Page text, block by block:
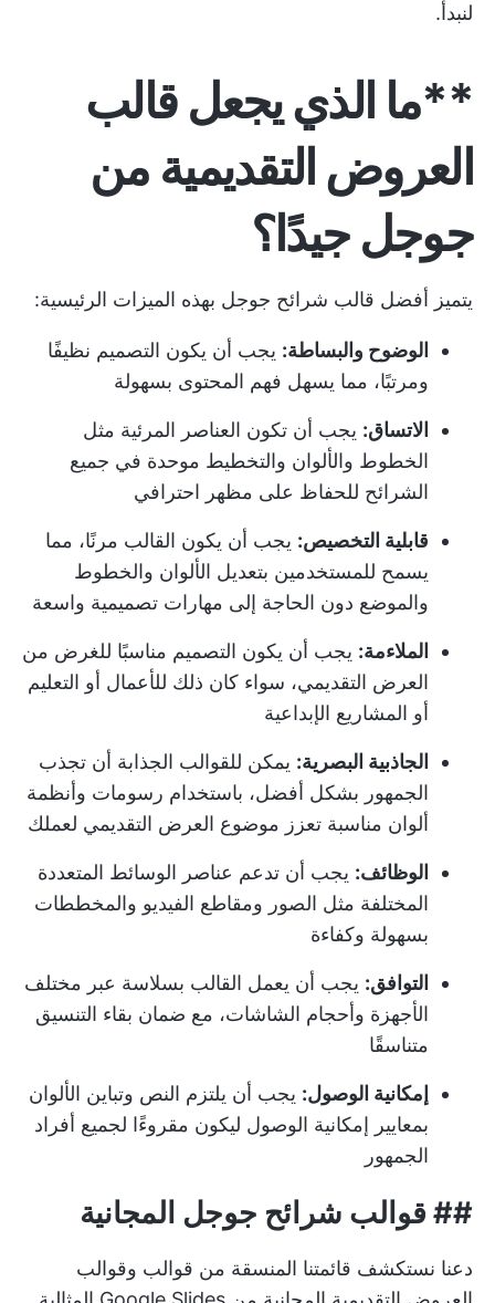
لنبدأ.
**ما الذي يجعل قالب
العروض التقديمية من
جوجل جيدًا؟
يتميز أفضل قالب شرائح جوجل بهذه الميزات الرئيسية:
الوضوح والبساطة: يجب أن يكون التصميم نظيفًا
ومرتبًا، مما يسهل فهم المحتوى بسهولة
الاتساق: يجب أن تكون العناصر المرئية مثل
الخطوط والألوان والتخطيط موحدة في جميع
الشرائح للحفاظ على مظهر احترافي
قابلية التخصيص: يجب أن يكون القالب مرنًا، مما
يسمح للمستخدمين بتعديل الألوان والخطوط
والموضع دون الحاجة إلى مهارات تصميمية واسعة
الملاءمة: يجب أن يكون التصميم مناسبًا للغرض من
العرض التقديمي، سواء كان ذلك للأعمال أو التعليم
أو المشاريع الإبداعية
الجاذبية البصرية: يمكن للقوالب الجذابة أن تجذب
الجمهور بشكل أفضل، باستخدام رسومات وأنظمة
ألوان مناسبة تعزز موضوع العرض التقديمي لعملك
الوظائف: يجب أن تدعم عناصر الوسائط المتعددة
المختلفة مثل الصور ومقاطع الفيديو والمخططات
بسهولة وكفاءة
التوافق: يجب أن يعمل القالب بسلاسة عبر مختلف
الأجهزة وأحجام الشاشات، مع ضمان بقاء التنسيق
متناسقًا
إمكانية الوصول: يجب أن يلتزم النص وتباين الألوان
بمعايير إمكانية الوصول ليكون مقروءًا لجميع أفراد
الجمهور
## قوالب شرائح جوجل المجانية
دعنا نستكشف قائمتنا المنسقة من قوالب وقوالب